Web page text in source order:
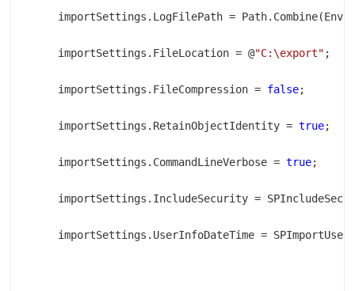
importSettings.LogFilePath =
    importSettings.FileLocation = @
"C:\export"
    importSettings.FileCompression =
false
    importSettings.RetainObjectIdentity =
true
    importSettings.CommandLineVerbose =
true